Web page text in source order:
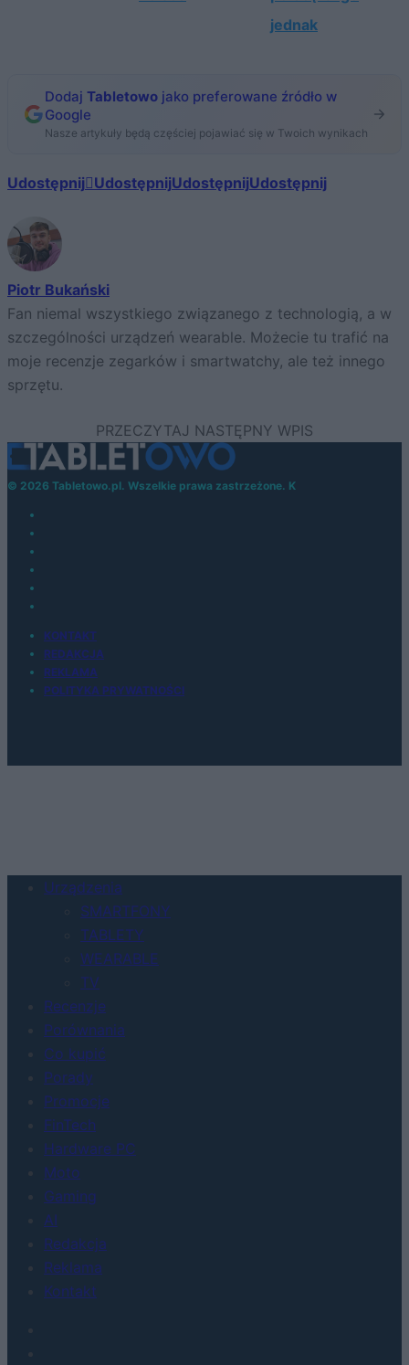
jednak
Dodaj Tabletowo jako preferowane źródło w
Google
Nasze artykuły będą częściej pojawiać się w Twoich wynikach
Udostępnij UdostępnijUdostępnijUdostępnij
Piotr Bukański
Fan niemal wszystkiego związanego z technologią, a w
szczególności urządzeń wearable. Możecie tu trafić na
moje recenzje zegarków i smartwatchy, ale też innego
sprzętu.
© 2026 Tabletowo.pl. Wszelkie prawa zastrzeżone. K
KONTAKT
REDAKCJA
REKLAMA
POLITYKA PRYWATNOŚCI
Urządzenia
SMARTFONY
TABLETY
WEARABLE
TV
Recenzje
Porównania
Co kupić
Porady
Promocje
FinTech
Hardware PC
Moto
Gaming
AI
Redakcja
Reklama
Kontakt